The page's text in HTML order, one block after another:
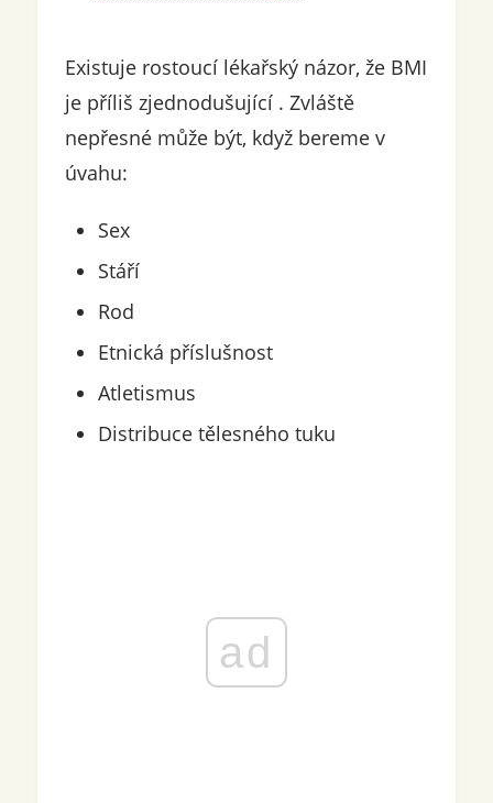
Existuje rostoucí lékařský názor, že BMI
je příliš zjednodušující . Zvláště
nepřesné může být, když bereme v
úvahu:
Sex
Stáří
Rod
Etnická příslušnost
Atletismus
Distribuce tělesného tuku
ad